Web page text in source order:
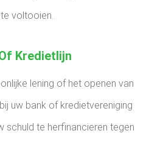
voltooien.
Kredietlijn
lening of het openen van
uw bank of kredietvereniging
schuld te herfinancieren tegen